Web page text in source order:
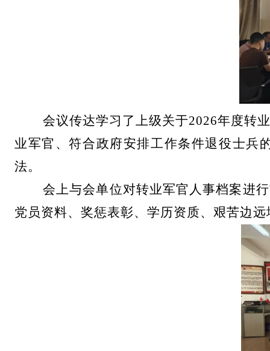
会议传达学习了上级关于2026年度转
业军官、符合政府安排工作条件退役士兵
法。
会上与会单位对转业军官人事档案进
党员资料、奖惩表彰、学历资质、艰苦边